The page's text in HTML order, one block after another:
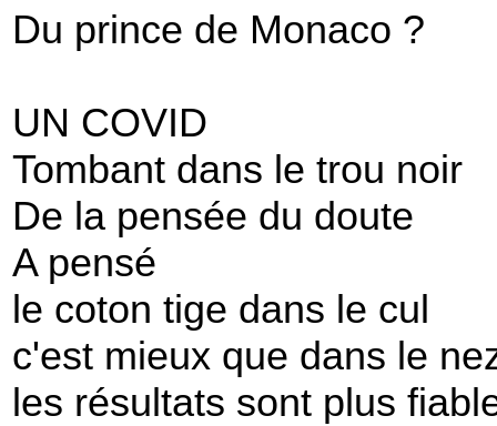
Du prince de Monaco ?
UN COVID
Tombant dans le trou noir
De la pensée du doute
A pensé
le coton tige dans le cul
c'est mieux que dans le
les résultats sont plus